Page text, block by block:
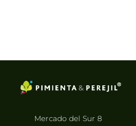
Mercado del Sur 8